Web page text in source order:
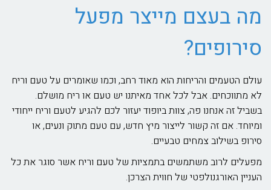
מה בעצם מייצר מפעל
סירופים?
עולם הטעמים והריחות הוא מאוד רחב, וכמו שאומרים על טעם וריח
לא מתווכחים. אבל לכל אחד מאיתנו יש טעם או ריח מושלם.
בשביל זה אנחנו פה, צוות ביופוד יעזור לכם להגיע לטעם וריח ייחודי
ומיוחד. אם זה קשור לייצור מיץ חדש, עם טעם מתוק ונעים, או
סירופ בשילוב צמחים טבעיים.
מפעלים לרוב משתמשים בתמציות של טעם וריח אשר סוגר את כל
העניין האורגנולפטי של חווית הצרכן.